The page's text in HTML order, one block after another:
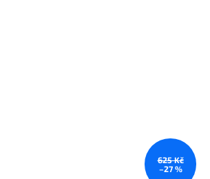
625 Kč
–27 %